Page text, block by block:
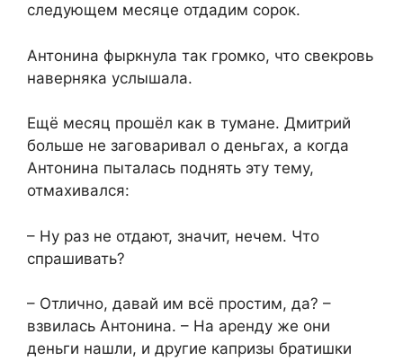
следующем месяце отдадим сорок.
Антонина фыркнула так громко, что свекровь
наверняка услышала.
Ещё месяц прошёл как в тумане. Дмитрий
больше не заговаривал о деньгах, а когда
Антонина пыталась поднять эту тему,
отмахивался:
– Ну раз не отдают, значит, нечем. Что
спрашивать?
– Отлично, давай им всё простим, да? –
взвилась Антонина. – На аренду же они
деньги нашли, и другие капризы братишки